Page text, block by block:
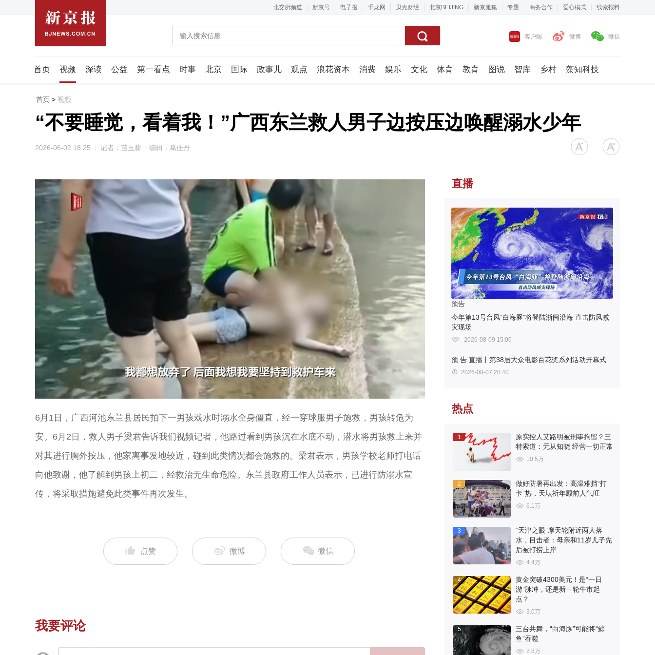
北交所频道 新京号 电子报 千龙网 贝壳财经 北京BEIJING 新京雅集 专题 商务合作 爱心模式 线索报料
客户端 微博 微信
首页 视频 深读 公益 第一看点 时事 北京 国际 政事儿 观点 浪花资本 消费 娱乐 文化 体育 教育 图说 智库 乡村 藻知科技
潮流智造局
首页 > 视频
“不要睡觉，看着我！”广西东兰救人男子边按压边唤醒溺水少年
2026-06-02 18:25 记者：苗玉薪 编辑：葛佳丹
Unmute
55.43%
6月1日，广西河池东兰县居民拍下一男孩戏水时溺水全身僵直，经一穿球服男子施救，男孩转危为
安。6月2日，救人男子梁君告诉我们视频记者，他路过看到男孩沉在水底不动，潜水将男孩救上来并
对其进行胸外按压，他家离事发地较近，碰到此类情况都会施救的。梁君表示，男孩学校老师打电话
向他致谢，他了解到男孩上初二，经救治无生命危险。东兰县政府工作人员表示，已进行防溺水宣
传，将采取措施避免此类事件再次发生。
点赞 微博 微信
我要评论
直播
预告
今年第13号台风“白海豚”将登陆浙闽沿海 直击防风减
灾现场
2026-08-09 15:00
预 告 直播丨第38届大众电影百花奖系列活动开幕式
2026-08-07 20:40
热点
1
原实控人艾路明被刑事拘留？三
特索道：无从知晓 经营一切正常
10.5万
2
做好防暑再出发：高温难挡“打
卡”热，天坛祈年殿前人气旺
6.1万
3
“天津之眼”摩天轮附近两人落
水，目击者：母亲和11岁儿子先
后被打捞上岸
4.4万
4
黄金突破4300美元！是“一日
游”脉冲，还是新一轮牛市起
点？
3.0万
5
三台共舞，“白海豚”可能将“鲸
鱼”吞噬
2.8万